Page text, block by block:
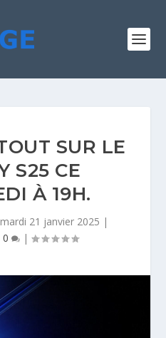
SUR LE
S25 CE
À 19H.
mardi 21 janvier 2025 |
0 |